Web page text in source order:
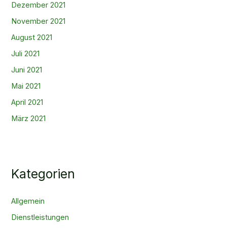
Dezember 2021
November 2021
August 2021
Juli 2021
Juni 2021
Mai 2021
April 2021
März 2021
Kategorien
Allgemein
Dienstleistungen